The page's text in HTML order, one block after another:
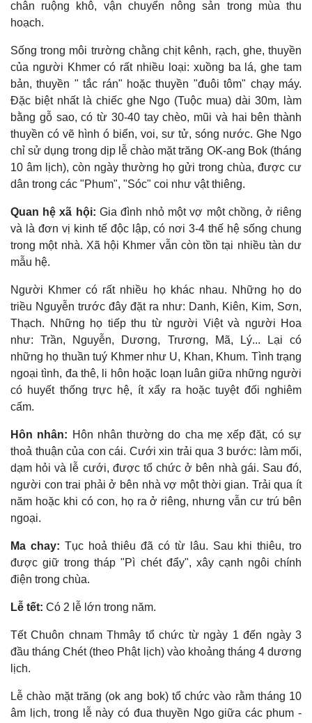
chân ruộng khô, vận chuyển nông sản trong mùa thu
hoạch.
Sống trong môi trường chằng chịt kênh, rạch, ghe, thuyền
của người Khmer có rất nhiều loại: xuồng ba lá, ghe tam
bản, thuyền " tắc rán" hoặc thuyền "đuôi tôm" chạy máy.
Ðặc biệt nhất là chiếc ghe Ngo (Tuộc mua) dài 30m, làm
bằng gỗ sao, có từ 30-40 tay chèo, mũi và hai bên thành
thuyền có vẽ hình ó biển, voi, sư tử, sóng nước. Ghe Ngo
chỉ sử dụng trong dịp lễ chào mặt trăng OK-ang Bok (tháng
10 âm lịch), còn ngày thường họ gửi trong chùa, được cư
dân trong các "Phum", "Sóc" coi như vật thiêng.
Quan hệ xã hội: Gia đình nhỏ một vợ một chồng, ở riêng
và là đơn vị kinh tế độc lập, có nơi 3-4 thế hệ sống chung
trong một nhà. Xã hội Khmer vẫn còn tồn tại nhiều tàn dư
mẫu hệ.
Người Khmer có rất nhiều họ khác nhau. Những họ do
triều Nguyễn trước đây đặt ra như: Danh, Kiên, Kim, Sơn,
Thạch. Những họ tiếp thu từ người Việt và người Hoa
như: Trần, Nguyễn, Dương, Trương, Mã, Lý... Lại có
những họ thuần tuý Khmer như U, Khan, Khum. Tình trạng
ngoại tình, đa thê, li hôn hoặc loạn luân giữa những người
có huyết thống trực hệ, ít xẩy ra hoặc tuyệt đối nghiêm
cấm.
Hôn nhân: Hôn nhân thường do cha mẹ xếp đặt, có sự
thoả thuận của con cái. Cưới xin trải qua 3 bước: làm mối,
dạm hỏi và lễ cưới, được tổ chức ở bên nhà gái. Sau đó,
người con trai phải ở bên nhà vợ một thời gian. Trải qua ít
năm hoặc khi có con, họ ra ở riêng, nhưng vẫn cư trú bên
ngoại.
Ma chay: Tục hoả thiêu đã có từ lâu. Sau khi thiêu, tro
được giữ trong tháp "Pì chét đẩy", xây cạnh ngôi chính
điện trong chùa.
Lễ tết: Có 2 lễ lớn trong năm.
Tết Chuôn chnam Thmây tổ chức từ ngày 1 đến ngày 3
đầu tháng Chét (theo Phật lịch) vào khoảng tháng 4 dương
lịch.
Lễ chào mặt trăng (ok ang bok) tổ chức vào rằm tháng 10
âm lịch, trong lễ này có đua thuyền Ngo giữa các phum -